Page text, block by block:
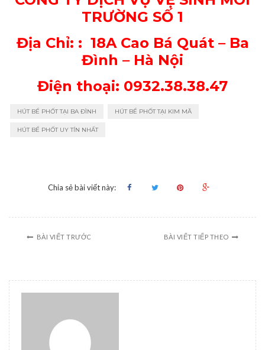
TRƯỜNG SỐ 1
Địa Chỉ: : 18A Cao Bá Quát – Ba
Đình – Hà Nội
Điện thoại: 0932.38.38.47
HÚT BỂ PHỐT TẠI BA ĐÌNH HÚT BỂ PHỐT TẠI KIM MÃ
HÚT BỂ PHỐT UY TÍN NHẤT
Chia sẻ bài viết này:
BÀI VIẾT TRƯỚC BÀI VIẾT TIẾP THEO